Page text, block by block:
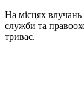
На місцях
служби та
триває.